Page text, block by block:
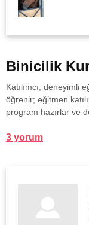
Binicilik
Katılımcı, deneyimli
öğrenir; eğitmen
program hazırlar ve
3 yorum